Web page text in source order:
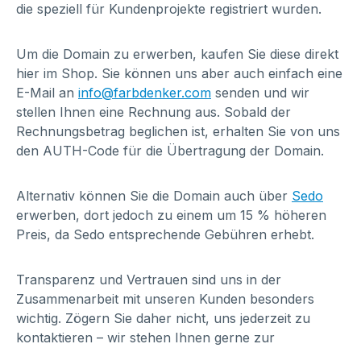
die speziell für Kundenprojekte registriert wurden.
Um die Domain zu erwerben, kaufen Sie diese direkt
hier im Shop. Sie können uns aber auch einfach eine
E-Mail an info@farbdenker.com senden und wir
stellen Ihnen eine Rechnung aus. Sobald der
Rechnungsbetrag beglichen ist, erhalten Sie von uns
den AUTH-Code für die Übertragung der Domain.
Alternativ können Sie die Domain auch über Sedo
erwerben, dort jedoch zu einem um 15 % höheren
Preis, da Sedo entsprechende Gebühren erhebt.
Transparenz und Vertrauen sind uns in der
Zusammenarbeit mit unseren Kunden besonders
wichtig. Zögern Sie daher nicht, uns jederzeit zu
kontaktieren – wir stehen Ihnen gerne zur